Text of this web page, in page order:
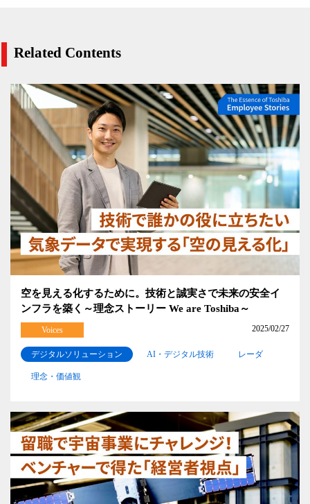
Related Contents
空を見える化するために。技術と誠実さで未来の安全イ
ンフラを築く～理念ストーリー We are Toshiba～
2025/02/27
Voices
デジタルソリューション AI・デジタル技術 レーダ
理念・価値観